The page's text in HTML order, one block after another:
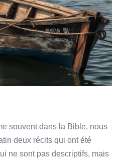
souvent dans la Bible, nous
deux récits qui ont été
ne sont pas descriptifs, mais